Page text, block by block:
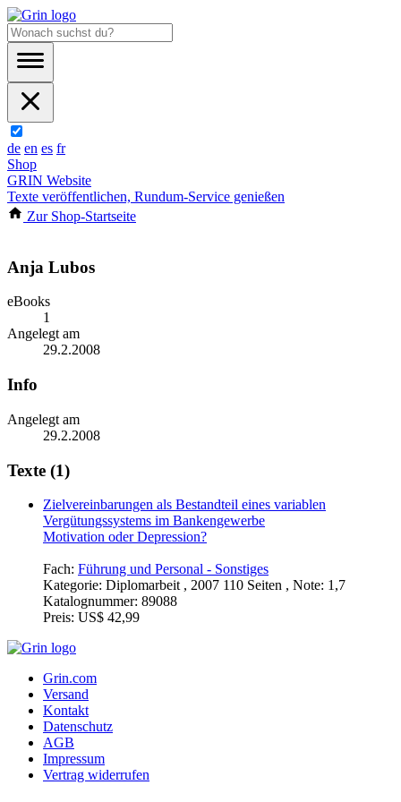
de en es fr
Shop
GRIN Website
Texte veröffentlichen, Rundum-Service genießen
Zur Shop-Startseite
Anja Lubos
eBooks
1
Angelegt am
29.2.2008
Info
Angelegt am
29.2.2008
Texte (1)
Zielvereinbarungen als Bestandteil eines variablen
Vergütungssystems im Bankengewerbe
Motivation oder Depression?
Fach: Führung und Personal - Sonstiges
Kategorie: Diplomarbeit , 2007 110 Seiten , Note: 1,7
Katalognummer: 89088
Preis: US$ 42,99
Grin.com
Versand
Kontakt
Datenschutz
AGB
Impressum
Vertrag widerrufen